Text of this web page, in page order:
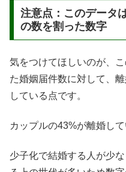
注意点：このデータ
の数を割った数字
気をつけてほしいのが、
た婚姻届件数に対して、
している点です。
カップルの43%が離婚し
少子化で結婚する人が少